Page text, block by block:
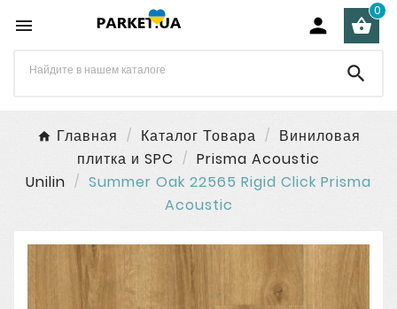
  
0

Главная Каталог Товара
Виниловая
плитка и SPC
Prisma Acoustic
Unilin
Summer Oak 22565 Rigid Click Prisma
Acoustic